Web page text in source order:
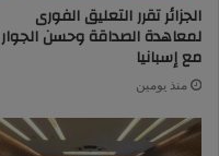
الجزائر تقرر التعليق الفورى
لمعاهدة الصداقة وحسن الجوار
مع إسبانيا
منذ يومين